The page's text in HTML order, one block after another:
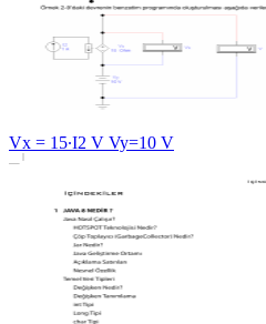
Vx = 15∙I2 V Vy=10 V